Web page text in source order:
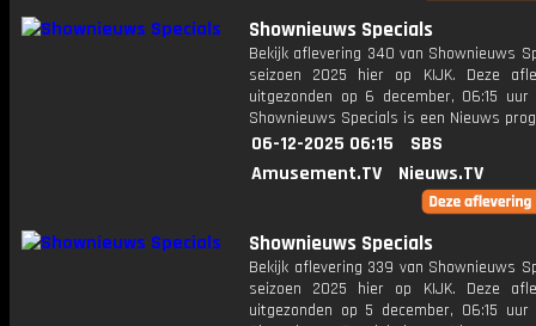
Shownieuws Specials
Bekijk aflevering 340 van Shownieuws
seizoen 2025 hier op KIJK. Deze
uitgezonden op 6 december, 06:15 uur
Shownieuws Specials is een Nieuws
06-12-2025 06:15
SBS
Amusement.TV
Nieuws.TV
Shownieuws Specials
Bekijk aflevering 339 van Shownieuws
seizoen 2025 hier op KIJK. Deze
uitgezonden op 5 december, 06:15 uur